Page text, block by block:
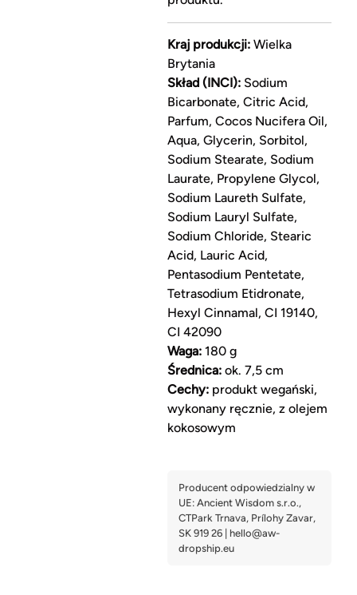
Kraj produkcji:Wielka
Brytania
Skład (INCI):Sodium
Bicarbonate, Citric Acid,
Parfum, Cocos Nucifera Oil,
Aqua, Glycerin, Sorbitol,
Sodium Stearate, Sodium
Laurate, Propylene Glycol,
Sodium Laureth Sulfate,
Sodium Lauryl Sulfate,
Sodium Chloride, Stearic
Acid, Lauric Acid,
Pentasodium Pentetate,
Tetrasodium Etidronate,
Hexyl Cinnamal, CI 19140,
CI 42090
Waga:180 g
Średnica:ok. 7,5 cm
Cechy:produkt wegański,
wykonany ręcznie, z olejem
kokosowym